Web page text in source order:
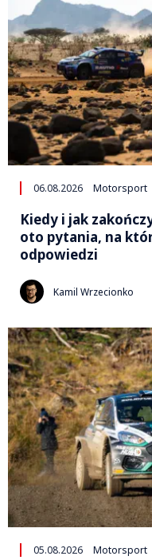
06.08.2026 Motorsport
Kiedy i jak
oto pytania, na
odpowiedzi
Kamil Wrzecionko
05.08.2026 Motorsport